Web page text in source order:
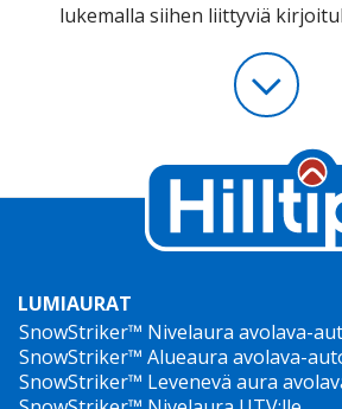
lukemalla siihen liittyviä
LUMIAURAT
SnowStriker™ Nivelaura avolava-
SnowStriker™ Alueaura avolava-
SnowStriker™ Levenevä aura